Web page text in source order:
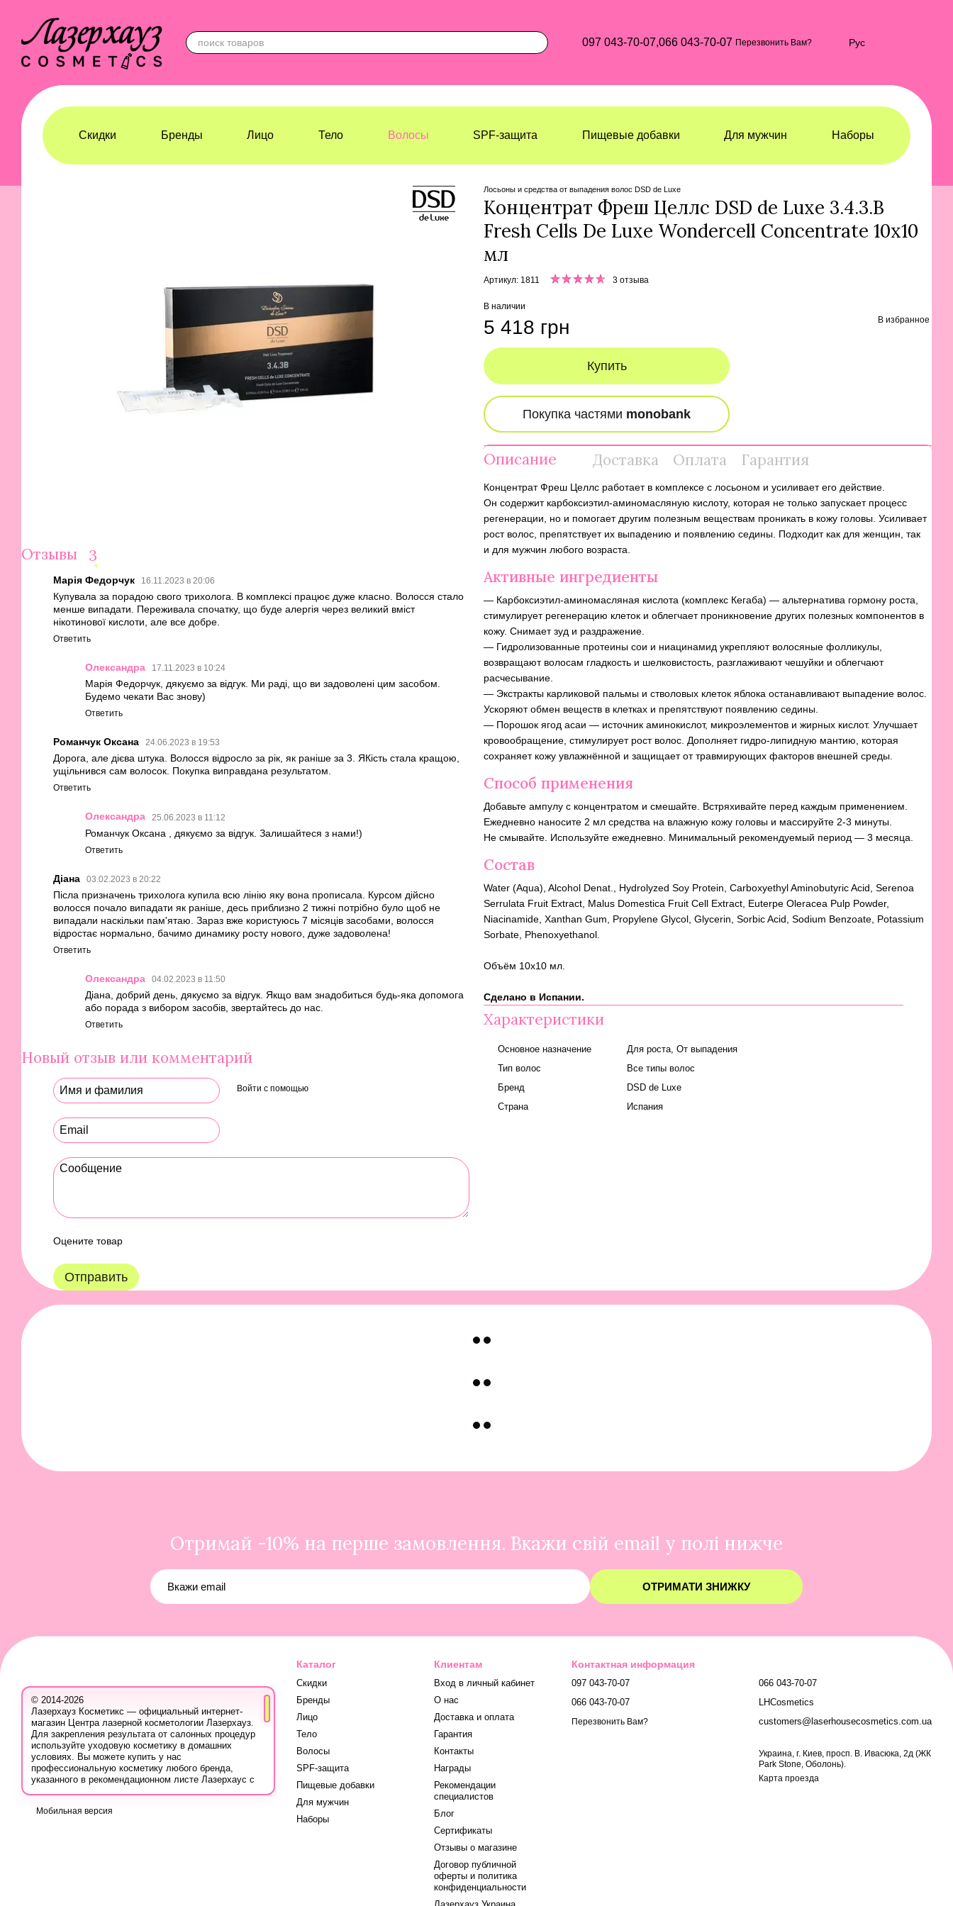
097 043-70-07,066 043-70-07 Перезвонить Вам? Рус
Скидки Бренды Лицо Тело Волосы SPF-защита Пищевые добавки Для мужчин Наборы
Отзывы 3
Марія Федорчук 16.11.2023 в 20:06
Купувала за порадою свого трихолога. В комплексі працює дуже класно. Волосся стало
менше випадати. Переживала спочатку, що буде алергія через великий вміст
нікотинової кислоти, але все добре.
Ответить
Олександра 17.11.2023 в 10:24
Марія Федорчук, дякуємо за відгук. Ми раді, що ви задоволені цим засобом.
Будемо чекати Вас знову)
Ответить
Романчук Оксана 24.06.2023 в 19:53
Дорога, але дієва штука. Волосся відросло за рік, як раніше за 3. ЯКість стала кращою,
ущільнився сам волосок. Покупка виправдана результатом.
Ответить
Олександра 25.06.2023 в 11:12
Романчук Оксана , дякуємо за відгук. Залишайтеся з нами!)
Ответить
Діана 03.02.2023 в 20:22
Післа призначень трихолога купила всю лінію яку вона прописала. Курсом дійсно
волосся почало випадати як раніше, десь приблизно 2 тижні потрібно було щоб не
випадали наскільки пам'ятаю. Зараз вже користуюсь 7 місяців засобами, волосся
відростає нормально, бачимо динамику росту нового, дуже задоволена!
Ответить
Олександра 04.02.2023 в 11:50
Діана, добрий день, дякуємо за відгук. Якщо вам знадобиться будь-яка допомога
або порада з вибором засобів, звертайтесь до нас.
Ответить
Новый отзыв или комментарий
Войти с помощью
Оцените товар
Отправить
Лосьоны и средства от выпадения волос DSD de Luxe
Концентрат Фреш Целлс DSD de Luxe 3.4.3.В
Fresh Cells De Luxe Wondercell Concentrate 10x10
мл
Артикул: 1811 3 отзыва
5 418 грн
В наличии
В избранное
Купить
Доставка Оплата Гарантия
Описание
Концентрат Фреш Целлс работает в комплексе с лосьоном и усиливает его действие.
Он содержит карбоксиэтил-аминомасляную кислоту, которая не только запускает процесс
регенерации, но и помогает другим полезным веществам проникать в кожу головы. Усиливает
рост волос, препятствует их выпадению и появлению седины. Подходит как для женщин, так
и для мужчин любого возраста.
Активные ингредиенты
— Карбоксиэтил-аминомасляная кислота (комплекс Кегаба) — альтернатива гормону роста,
стимулирует регенерацию клеток и облегчает проникновение других полезных компонентов в
кожу. Снимает зуд и раздражение.
— Гидролизованные протеины сои и ниацинамид укрепляют волосяные фолликулы,
возвращают волосам гладкость и шелковистость, разглаживают чешуйки и облегчают
расчесывание.
— Экстракты карликовой пальмы и стволовых клеток яблока останавливают выпадение волос.
Ускоряют обмен веществ в клетках и препятствуют появлению седины.
— Порошок ягод асаи — источник аминокислот, микроэлементов и жирных кислот. Улучшает
кровообращение, стимулирует рост волос. Дополняет гидро-липидную мантию, которая
сохраняет кожу увлажнённой и защищает от травмирующих факторов внешней среды.
Способ применения
Добавьте ампулу с концентратом и смешайте. Встряхивайте перед каждым применением.
Ежедневно наносите 2 мл средства на влажную кожу головы и массируйте 2-3 минуты.
Не смывайте. Используйте ежедневно. Минимальный рекомендуемый период — 3 месяца.
Состав
Water (Aqua), Alcohol Denat., Hydrolyzed Soy Protein, Carboxyethyl Aminobutyric Acid, Serenoa
Serrulata Fruit Extract, Malus Domestica Fruit Cell Extract, Euterpe Oleracea Pulp Powder,
Niacinamide, Xanthan Gum, Propylene Glycol, Glycerin, Sorbic Acid, Sodium Benzoate, Potassium
Sorbate, Phenoxyethanol.
Объём 10x10 мл.
Сделано в Испании.
Характеристики
Основное назначение
Для роста, От выпадения
Тип волос
Все типы волос
Бренд
DSD de Luxe
Страна
Испания
Отримай -10% на перше замовлення. Вкажи свій email у полі нижче
ОТРИМАТИ ЗНИЖКУ
© 2014-2026
Лазерхауз Косметикс — официальный интернет-
магазин Центра лазерной косметологии Лазерхауз.
Для закрепления результата от салонных процедур
используйте уходовую косметику в домашних
условиях. Вы можете купить у нас
профессиональную косметику любого бренда,
указанного в рекомендационном листе Лазерхаус с
Лазер Хауз к косметологу, дерматологу, трихологу
Мобильная версия
Каталог
Скидки
Бренды
Лицо
Тело
Волосы
SPF-защита
Пищевые добавки
Для мужчин
Наборы
Клиентам
Вход в личный кабинет
О нас
Доставка и оплата
Гарантия
Контакты
Награды
Рекомендации
специалистов
Блог
Сертификаты
Отзывы о магазине
Договор публичной
оферты и политика
конфиденциальности
Контактная информация
097 043-70-07
066 043-70-07
Перезвонить Вам?
066 043-70-07
LHCosmetics
customers@laserhousecosmetics.com.ua
Украина, г. Киев, просп. В. Ивасюка, 2д (ЖК
Park Stone, Оболонь).
Карта проезда